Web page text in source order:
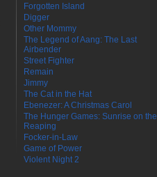
Forgotten Island
Digger
Other Mommy
The Legend of Aang: The Last
Airbender
Street Fighter
Remain
Jimmy
The Cat in the Hat
Ebenezer: A Christmas Carol
The Hunger Games: Sunrise on the
Reaping
Focker-in-Law
Game of Power
Violent Night 2